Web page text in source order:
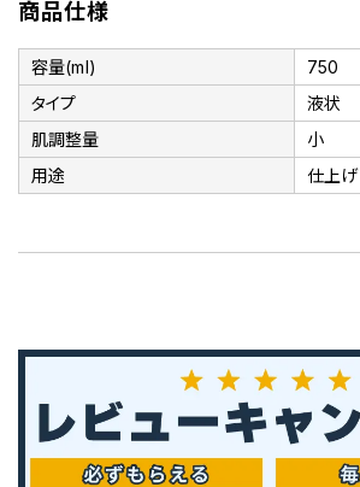
商品仕様
容量(ml)
750
タイプ
液状
肌調整量
小
用途
仕上げ